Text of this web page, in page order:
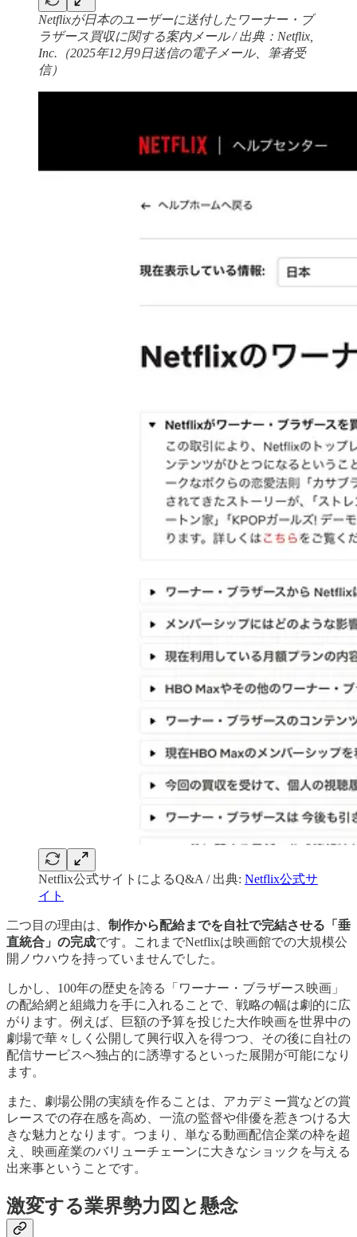
Netflixが日本のユーザーに送付したワーナー・ブ
ラザース買収に関する案内メール / 出典：Netflix,
Inc.（2025年12月9日送信の電子メール、筆者受
信）
Netflix公式サイトによるQ&A / 出典: Netflix公式サ
イト
二つ目の理由は、 制作から配給までを自社で完結させる「垂
直統合」の完成です。これまでNetflixは映画館での大規模公
開ノウハウを持っていませんでした。
しかし、100年の歴史を誇る「ワーナー・ブラザース映画」
の配給網と組織力を手に入れることで、戦略の幅は劇的に広
がります。例えば、巨額の予算を投じた大作映画を世界中の
劇場で華々しく公開して興行収入を得つつ、その後に自社の
配信サービスへ独占的に誘導するといった展開が可能になり
ます。
また、劇場公開の実績を作ることは、アカデミー賞などの賞
レースでの存在感を高め、一流の監督や俳優を惹きつける大
きな魅力となります。つまり、単なる動画配信企業の枠を超
え、映画産業のバリューチェーンに大きなショックを与える
出来事ということです。
激変する業界勢力図と懸念